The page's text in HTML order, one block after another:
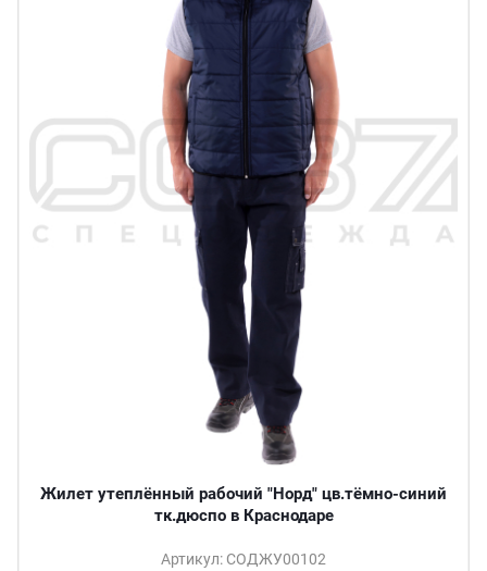
Жилет утеплённый рабочий "Норд" цв.тёмно-синий
тк.дюспо в Краснодаре
Артикул: СОДЖУ00102